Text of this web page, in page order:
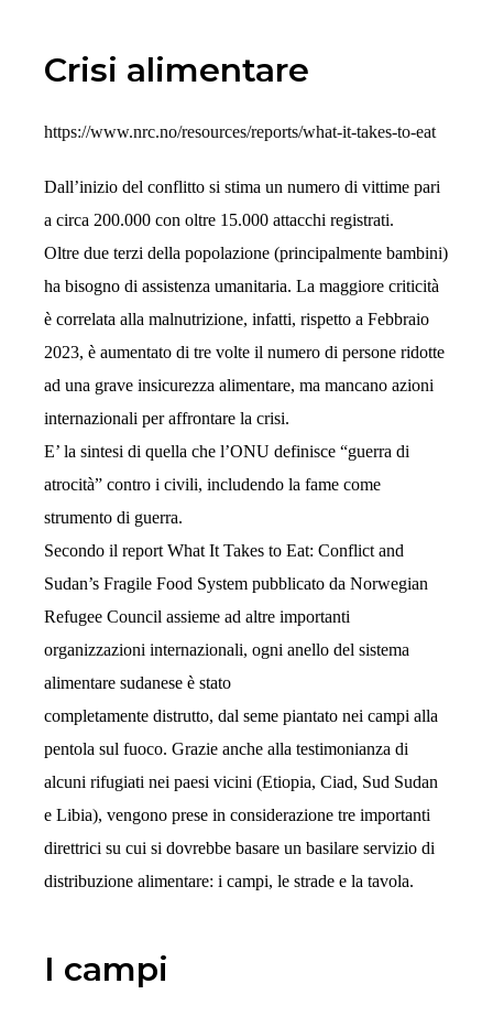
Crisi alimentare
https://www.nrc.no/resources/reports/what-it-takes-to-eat
Dall’inizio del conflitto si stima un numero di vittime pari
a circa 200.000 con oltre 15.000 attacchi registrati.
Oltre due terzi della popolazione (principalmente bambini)
ha bisogno di assistenza umanitaria. La maggiore criticità
è correlata alla malnutrizione, infatti, rispetto a Febbraio
2023, è aumentato di tre volte il numero di persone ridotte
ad una grave insicurezza alimentare, ma mancano azioni
internazionali per affrontare la crisi.
E’ la sintesi di quella che l’ONU definisce “guerra di
atrocità” contro i civili, includendo la fame come
strumento di guerra.
Secondo il report What It Takes to Eat: Conflict and
Sudan’s Fragile Food System pubblicato da Norwegian
Refugee Council assieme ad altre importanti
organizzazioni internazionali, ogni anello del sistema
alimentare sudanese è stato
completamente distrutto, dal seme piantato nei campi alla
pentola sul fuoco. Grazie anche alla testimonianza di
alcuni rifugiati nei paesi vicini (Etiopia, Ciad, Sud Sudan
e Libia), vengono prese in considerazione tre importanti
direttrici su cui si dovrebbe basare un basilare servizio di
distribuzione alimentare: i campi, le strade e la tavola.
I campi